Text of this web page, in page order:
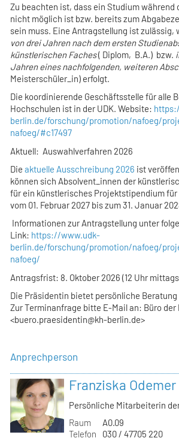
Zu beachten ist, dass ein Studium während
nicht möglich ist bzw. bereits zum
sein muss. Eine Antragstellung ist zulässig,
von drei Jahren nach dem ersten
künstlerischen Faches( Diplom, B.A.) bzw.
Jahren eines nachfolgenden, weiteren
Meisterschüler_in) erfolgt.
Die koordinierende Geschäftsstelle für alle
Hochschulen ist in der UDK. Website:
berlin.de/forschung/promotion/nafoeg/
nafoeg/#c17497
Aktuell: Auswahlverfahren 2026
Dieaktuelle Ausschreibung 2026 ist
können sich Absolvent_innen der
für ein künstlerisches Projektstipendium
vom 01. Februar 2027 bis zum 31. Januar
Informationen zur Antragstellung unter
Link: https://www.udk-
berlin.de/forschung/promotion/nafoeg/
nafoeg/
Antragsfrist: 8. Oktober 2026 (12 Uhr
Die Präsidentin bietet persönliche
Zur Terminanfrage bitte E-Mail an: Büro der
<buero.praesidentin@kh-berlin.de>
Anprechperson
Franziska Odemer
Persönliche Mitarbeiterin
Raum
A0.09
Telefon
030 / 47705 220